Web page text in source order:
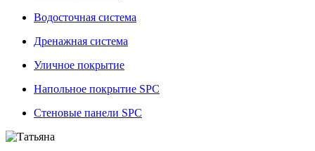
Водосточная система
Дренажная система
Уличное покрытие
Напольное покрытие SPC
Стеновые панели SPC